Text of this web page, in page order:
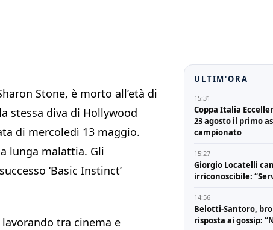
Stone, è morto all’età di
stessa diva di Hollywood
di mercoledì 13 maggio.
lunga malattia. Gli
‘Basic Instinct’
tra cinema e
ULTIM'ORA
15:31
Coppa Italia
23 agosto il primo
campionato
15:27
Giorgio Locatelli
irriconoscibile:
14:56
Belotti-Santoro,
risposta ai gossip: